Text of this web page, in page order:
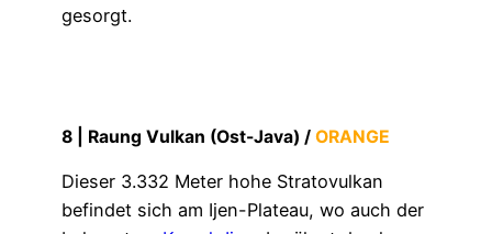
gesorgt.
8 | Raung Vulkan (Ost-Java) / ORANGE
Dieser 3.332 Meter hohe Stratovulkan
befindet sich am Ijen-Plateau, wo auch der